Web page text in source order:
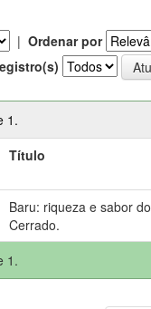
| Ordenar por
1.
Título
Baru: riqueza e sabor do
Cerrado.
1.